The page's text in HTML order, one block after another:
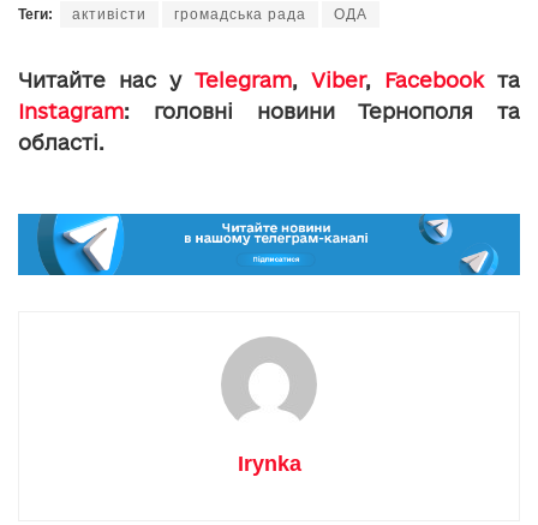
Теги: активісти громадська рада ОДА
Читайте нас у Telegram, Viber, Facebookта
Instagram: головні новини Тернополя та
області.
Irynka